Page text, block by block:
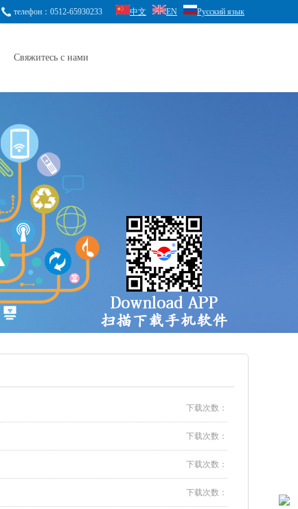
телефон：0512-65930233 中文 EN Русский язык
Свяжитесь с нами
下载次数：
下载次数：
下载次数：
下载次数：